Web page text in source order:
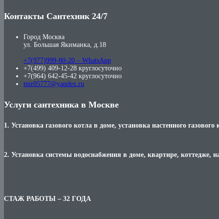
Контакты Сантехник 24/7
Город Москва
ул. Большая Якиманка, д.18
+7(977)999-80-20 – WhatsApp
+7(499) 409-12-28 круглосуточно
+7(964) 642-45-42 круглосуточно
mir05777@yandex.ru
Услуги сантехника в Москве
1. Установка газового котла в доме, установка настенного газового
2. Установка системы водоснабжения в доме, квартире, коттедже,
СТАЖ РАБОТЫ – 32 ГОДА